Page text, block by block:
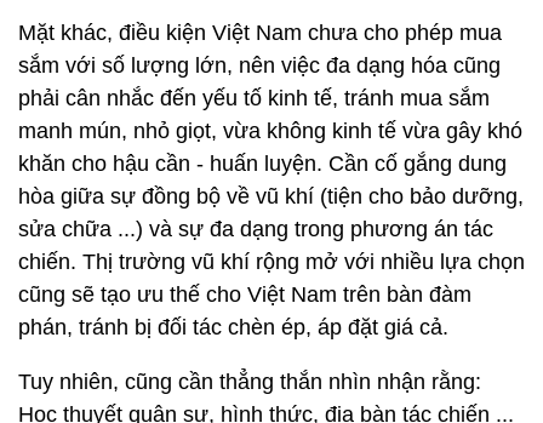
Mặt khác, điều kiện Việt Nam chưa cho phép mua
sắm với số lượng lớn, nên việc đa dạng hóa cũng
phải cân nhắc đến yếu tố kinh tế, tránh mua sắm
manh mún, nhỏ giọt, vừa không kinh tế vừa gây khó
khăn cho hậu cần - huấn luyện. Cần cố gắng dung
hòa giữa sự đồng bộ về vũ khí (tiện cho bảo dưỡng,
sửa chữa ...) và sự đa dạng trong phương án tác
chiến. Thị trường vũ khí rộng mở với nhiều lựa chọn
cũng sẽ tạo ưu thế cho Việt Nam trên bàn đàm
phán, tránh bị đối tác chèn ép, áp đặt giá cả.
Tuy nhiên, cũng cần thẳng thắn nhìn nhận rằng:
Học thuyết quân sự, hình thức, địa bàn tác chiến ...